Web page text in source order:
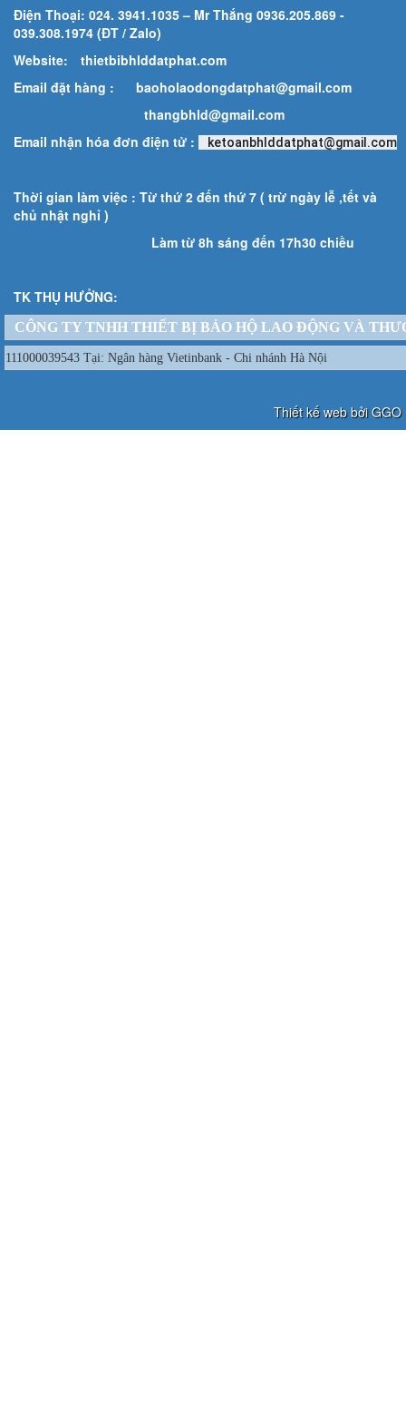
Điện Thoại: 024. 3941.1035 – Mr Thắng 0936.205.869 -
039.308.1974 (ĐT / Zalo)
Website:
thietbibhlddatphat.com
Email đặt hàng : baoholaodongdatphat@gmail.com
thangbhld@gmail.com
Email nhận hóa đơn điện tử :
ketoanbhlddatphat@gmail.com
Thời gian làm việc : Từ thứ 2 đến thứ 7 ( trừ ngày lễ ,tết và
chủ nhật nghỉ )
Làm từ 8h sáng đến 17h30 chiều
TK THỤ HƯỞNG:
CÔNG TY TNHH THIẾT BỊ BẢO HỘ LAO ĐỘNG VÀ
111000039543 Tại: Ngân hàng Vietinbank - Chi nhánh Hà Nội
Thiết kế web bởi GGO